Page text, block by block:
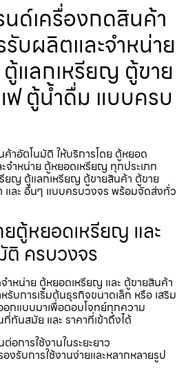
ด์เครื่องกดสินค้า​
บผลิตและจำหน่าย
แลกเหรียญ ตู้ขาย
ฟ ตู้น้ำดื่ม แบบครบ
า​อัตโนมัติ ให้บริการโดย ตู้หยอด
ำหน่าย ตู้หยอดเหรียญ ทุกประเภท
ยญ ตู้แลกเหรียญ ตู้ขายสินค้า ตู้ขาย
และ อื่นๆ แบบครบวงจร พร้อมจัดส่งทั่ว
ตู้หยอดเหรียญ และ
ครบวงจร
ำหน่าย ตู้หยอดเหรียญ และ ตู้ขายสินค้า
รับการเริ่มต้นธุรกิจขนาดเล็ก หรือ เสริม
กแบบมาเพื่อตอบโจทย์ทุกความ
ทันสมัย และ ราคาที่เข้าถึงได้
การใช้งานในระยะยาว
งรับการใช้งานง่ายและหลากหลายรูป